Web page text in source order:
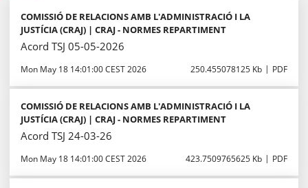
COMISSIÓ DE RELACIONS AMB L'ADMINISTRACIÓ I LA
JUSTÍCIA (CRAJ) | CRAJ - NORMES REPARTIMENT
Acord TSJ 05-05-2026
Mon May 18 14:01:00 CEST 2026 250.455078125 Kb PDF
COMISSIÓ DE RELACIONS AMB L'ADMINISTRACIÓ I LA
JUSTÍCIA (CRAJ) | CRAJ - NORMES REPARTIMENT
Acord TSJ 24-03-26
Mon May 18 14:01:00 CEST 2026 423.7509765625 Kb PDF